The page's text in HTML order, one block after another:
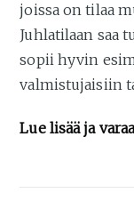
joissa on tilaa
Juhlatilaan saa
sopii hyvin
valmistujaisiin
Lue lisää ja